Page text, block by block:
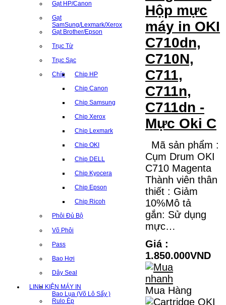
Gạt HP/Canon
Gạt
SamSung/Lexmark/Xerox
Gạt Brother/Epson
Trục Từ
Trục Sạc
Chíp Chip HP
Chip Canon
Chip Samsung
Chip Xerox
Chip Lexmark
Chip OKI
Chip DELL
Chip Kyocera
Chip Epson
Chip Ricoh
Phôi Đủ Bộ
Võ Phôi
Pass
Bao Hơi
Dây Seal
LINH KIỆN MÁY IN
Bao Lụa (Võ Lô Sấy )
Rulo Ép
Hộp mực
máy in OKI
C710dn,
C710N,
C711,
C711n,
C711dn -
Mực Oki C
Mã sản phẩm :
Cụm Drum OKI
C710 Magenta
Thành viên thân
thiết : Giảm
10%Mô tả
gắn: Sử dụng
mực…
Giá :
1.850.000VND
Mua Hàng